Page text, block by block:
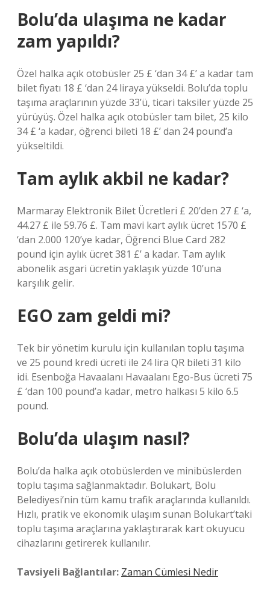
Bolu’da ulaşıma ne kadar
zam yapıldı?
Özel halka açık otobüsler 25 £ ‘dan 34 £’ a kadar tam
bilet fiyatı 18 £ ‘dan 24 liraya yükseldi. Bolu’da toplu
taşıma araçlarının yüzde 33’ü, ticari taksiler yüzde 25
yürüyüş. Özel halka açık otobüsler tam bilet, 25 kilo
34 £ ‘a kadar, öğrenci bileti 18 £’ dan 24 pound’a
yükseltildi.
Tam aylık akbil ne kadar?
Marmaray Elektronik Bilet Ücretleri £ 20’den 27 £ ‘a,
44.27 £ ile 59.76 £. Tam mavi kart aylık ücret 1570 £
‘dan 2.000 120’ye kadar, Öğrenci Blue Card 282
pound için aylık ücret 381 £’ a kadar. Tam aylık
abonelik asgari ücretin yaklaşık yüzde 10’una
karşılık gelir.
EGO zam geldi mi?
Tek bir yönetim kurulu için kullanılan toplu taşıma
ve 25 pound kredi ücreti ile 24 lira QR bileti 31 kilo
idi. Esenboğa Havaalanı Havaalanı Ego-Bus ücreti 75
£ ‘dan 100 pound’a kadar, metro halkası 5 kilo 6.5
pound.
Bolu’da ulaşım nasıl?
Bolu’da halka açık otobüslerden ve minibüslerden
toplu taşıma sağlanmaktadır. Bolukart, Bolu
Belediyesi’nin tüm kamu trafik araçlarında kullanıldı.
Hızlı, pratik ve ekonomik ulaşım sunan Bolukart’taki
toplu taşıma araçlarına yaklaştırarak kart okuyucu
cihazlarını getirerek kullanılır.
Tavsiyeli Bağlantılar: Zaman Cümlesi Nedir